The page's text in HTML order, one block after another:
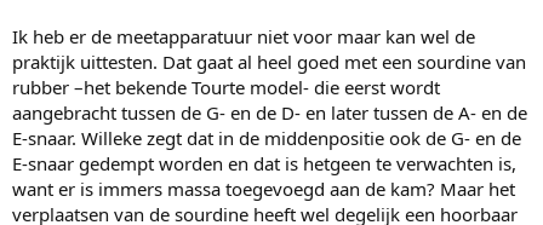
Ik heb er de meetapparatuur niet voor maar kan wel de
praktijk uittesten. Dat gaat al heel goed met een sourdine van
rubber –het bekende Tourte model- die eerst wordt
aangebracht tussen de G- en de D- en later tussen de A- en de
E-snaar. Willeke zegt dat in de middenpositie ook de G- en de
E-snaar gedempt worden en dat is hetgeen te verwachten is,
want er is immers massa toegevoegd aan de kam? Maar het
verplaatsen van de sourdine heeft wel degelijk een hoorbaar